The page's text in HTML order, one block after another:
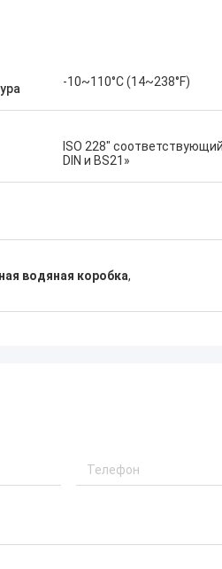
-10~110°C (14~238°F)
ISO 228"
DIN и BS21»
водяная коробка,